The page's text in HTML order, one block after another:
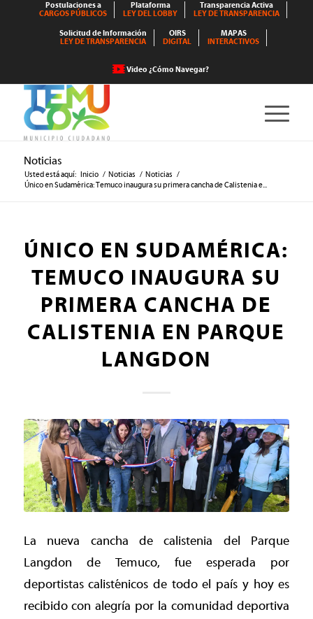
Postulaciones a
CARGOS PÚBLICOS
Plataforma
LEY DEL LOBBY
Transparencia Activa
LEY DE TRANSPARENCIA
Solicitud de Información
LEY DE TRANSPARENCIA
OIRS
DIGITAL
MAPAS
INTERACTIVOS
Video ¿Cómo Navegar?
Noticias
Usted está aquí: Inicio / Noticias / Noticias /
Único en Sudamérica: Temuco inaugura su primera cancha de Calistenia e...
ÚNICO EN SUDAMÉRICA:
TEMUCO INAUGURA SU
PRIMERA CANCHA DE
CALISTENIA EN PARQUE
LANGDON
La nueva cancha de calistenia del Parque
Langdon de Temuco, fue esperada por
deportistas calisténicos de todo el país y hoy es
recibido con alegría por la comunidad deportiva